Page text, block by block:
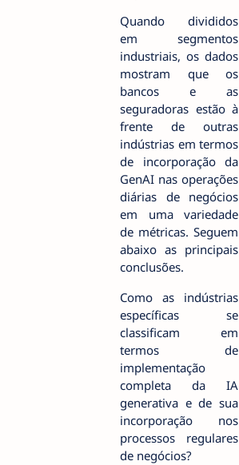
Quando divididos
em segmentos
industriais, os dados
mostram que os
bancos e as
seguradoras estão à
frente de outras
indústrias em termos
de incorporação da
GenAI nas operações
diárias de negócios
em uma variedade
de métricas. Seguem
abaixo as principais
conclusões.
Como as indústrias
específicas se
classificam em
termos de
implementação
completa da IA
generativa e de sua
incorporação nos
processos regulares
de negócios?